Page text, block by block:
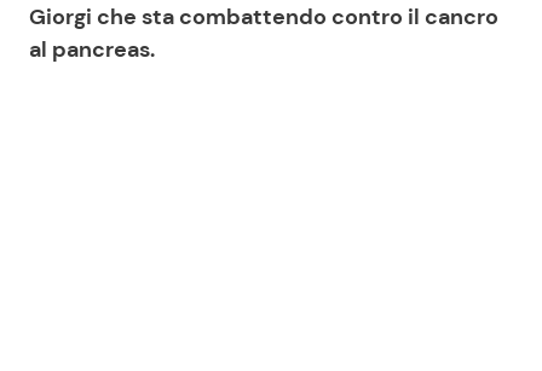
Seguici
Giorgi che sta combattendo contro il cancro
al pancreas.